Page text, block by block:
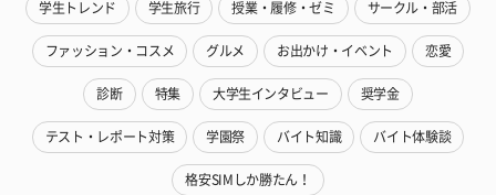
学生トレンド 学生旅行 授業・履修・ゼミ サークル・部活
ファッション・コスメ グルメ お出かけ・イベント 恋愛
診断 特集 大学生インタビュー 奨学金
テスト・レポート対策 学園祭 バイト知識 バイト体験談
格安SIMしか勝たん！